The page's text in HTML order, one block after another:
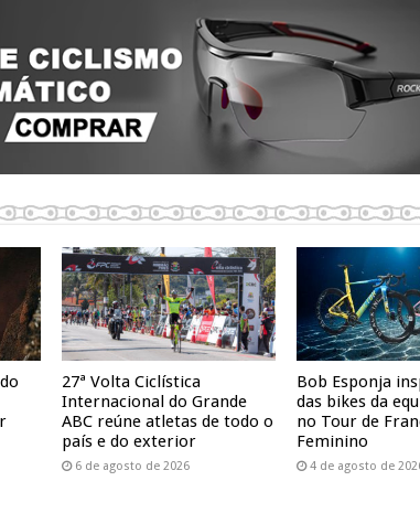
27ª Volta Ciclística
Internacional do Grande
ABC reúne atletas de todo o
país e do exterior
6 de agosto de 2026
Bob Esponja
das bikes da
no Tour de
Feminino
4 de agosto de